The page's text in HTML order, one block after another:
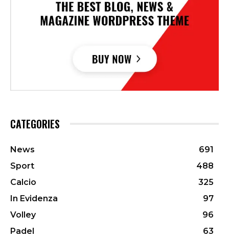
CATEGORIES
News
691
Sport
488
Calcio
325
In Evidenza
97
Volley
96
Padel
63